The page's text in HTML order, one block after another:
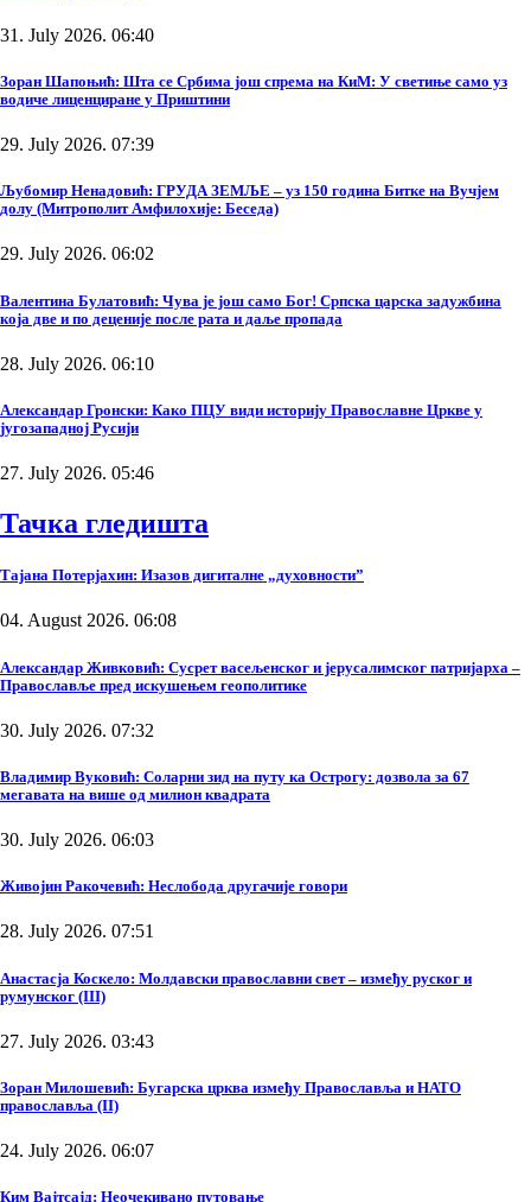
31. July 2026. 06:40
Зоран Шапоњић: Шта се Србима још спрема на КиМ: У светиње само уз
водиче лиценциране у Приштини
29. July 2026. 07:39
Љубомир Ненадовић: ГРУДА ЗЕМЉЕ – уз 150 година Битке на Вучјем
долу (Митрополит Амфилохије: Беседа)
29. July 2026. 06:02
Валентина Булатовић: Чува је још само Бог! Српска царска задужбина
која две и по деценије после рата и даље пропада
28. July 2026. 06:10
Александар Гронски: Како ПЦУ види историју Православне Цркве у
југозападној Русији
27. July 2026. 05:46
Тачка гледишта
Тајана Потерјахин: Изазов дигиталне „духовности”
04. August 2026. 06:08
Александар Живковић: Сусрет васељенског и јерусалимског патријарха –
Православље пред искушењем геополитике
30. July 2026. 07:32
Владимир Вуковић: Соларни зид на путу ка Острогу: дозвола за 67
мегавата на више од милион квадрата
30. July 2026. 06:03
Живојин Ракочевић: Неслобода другачије говори
28. July 2026. 07:51
Анастасја Коскело: Молдавски православни свет – између руског и
румунског (III)
27. July 2026. 03:43
Зоран Милошевић: Бугарска црква између Православља и НАТО
православља (II)
24. July 2026. 06:07
Ким Вајтсајд: Неочекивано путовање